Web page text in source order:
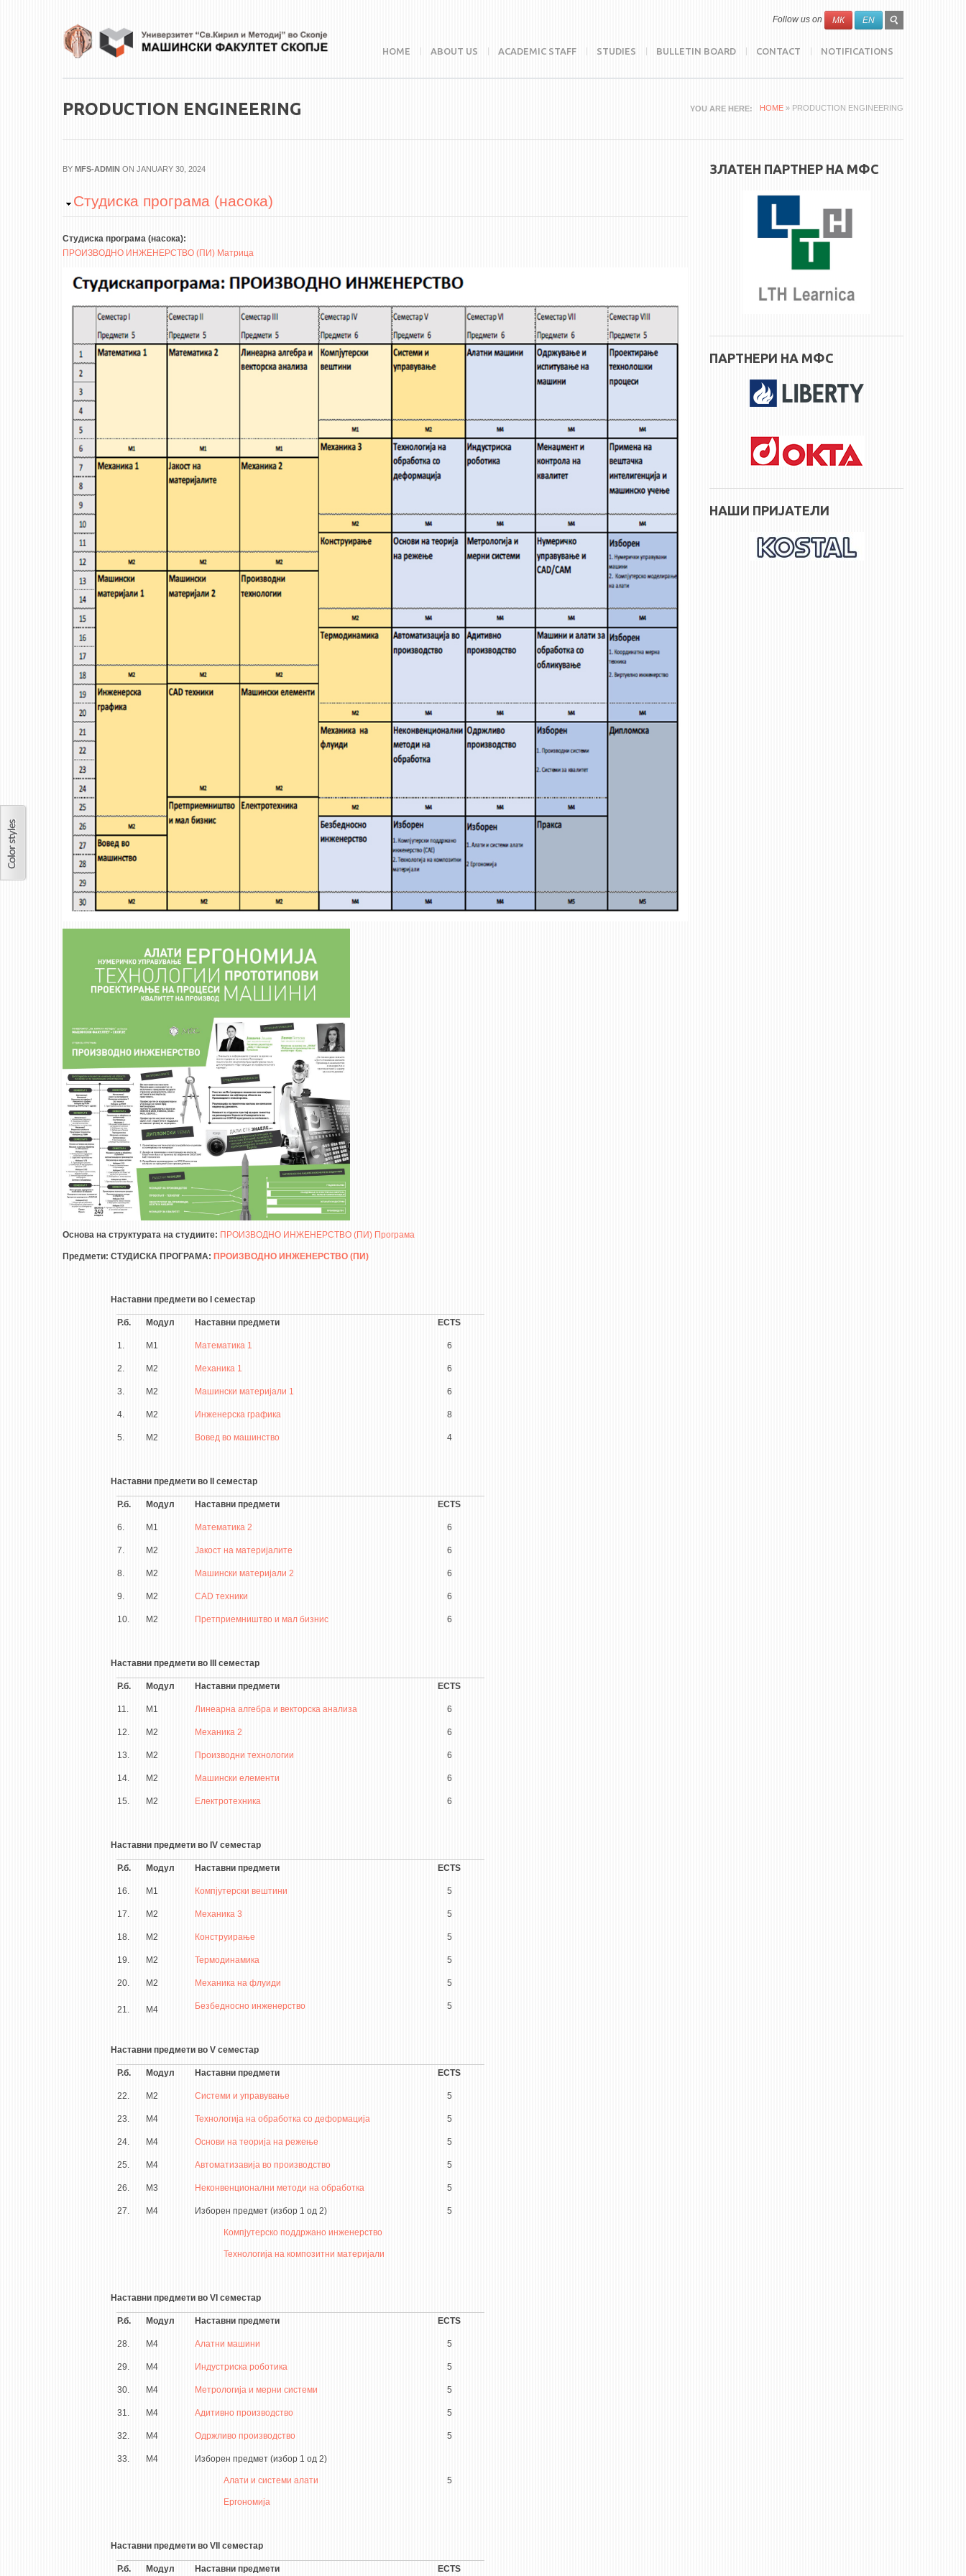
SEARCH
FORM
Search
Follow us on МК EN
HOME ABOUT US ACADEMIC STAFF STUDIES BULLETIN BOARD CONTACT NOTIFICATIONS
YOU ARE HERE HOME » PRODUCTION ENGINEERING
PRODUCTION ENGINEERING
BY MFS-ADMIN ON JANUARY 30, 2024
Hide
Студиска програма (насока)
Студиска програма (насока):
ПРОИЗВОДНО ИНЖЕНЕРСТВО (ПИ) Матрица
Основа на структурата на студиите: ПРОИЗВОДНО ИНЖЕНЕРСТВО (ПИ) Програма
Предмети: СТУДИСКА ПРОГРАМА: ПРОИЗВОДНО ИНЖЕНЕРСТВО (ПИ)
Наставни предмети во I семестар
Р.б. Модул Наставни предмети ECTS
1. М1 Математика 1 6
2. М2 Механика 1 6
3. М2 Машински материјали 1 6
4. М2 Инженерска графика 8
5. М2 Вовед во машинство 4
Наставни предмети во II семестар
Р.б. Модул Наставни предмети ECTS
6. М1 Математика 2 6
7. М2 Јакост на материјалите 6
8. М2 Машински материјали 2 6
9. М2 CAD техники 6
10. М2 Претприемништво и мал бизнис 6
Наставни предмети во III семестар
Р.б. Модул Наставни предмети ECTS
11. М1 Линеарна алгебра и векторска анализа 6
12. М2 Механика 2 6
13. М2 Производни технологии 6
14. М2 Машински елементи 6
15. М2 Електротехника 6
Наставни предмети во IV семестар
Р.б. Модул Наставни предмети ECTS
16. М1 Компјутерски вештини 5
17. М2 Механика 3 5
18. М2 Конструирање 5
19. М2 Термодинамика 5
20. М2 Механика на флуиди 5
21. М4 Безбедносно инженерство 5
Наставни предмети во V семестар
Р.б. Модул Наставни предмети ECTS
22. М2 Системи и управување 5
23. М4 Технологија на обработка со деформација 5
24. М4 Основи на теорија на режење 5
25. М4 Автоматизавија во производство 5
26. М3 Неконвенционални методи на обработка 5
27. М4 Изборен предмет (избор 1 од 2)
Компјутерско поддржано инженерство
Технологија на композитни материјали
5
Наставни предмети во VI семестар
Р.б. Модул Наставни предмети ECTS
28. М4 Алатни машини 5
29. М4 Индустриска роботика 5
30. М4 Метрологија и мерни системи 5
31. М4 Адитивно производство 5
32. М4 Одржливо производство 5
33. М4 Изборен предмет (избор 1 од 2)
Алати и системи алати
Ергономија
5
Наставни предмети во VII семестар
Р.б. Модул Наставни предмети ECTS
ЗЛАТЕН ПАРТНЕР НА МФС
ПАРТНЕРИ НА МФС
НАШИ ПРИЈАТЕЛИ